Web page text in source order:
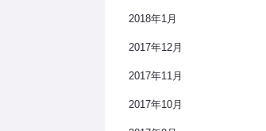
2018年1月
2017年12月
2017年11月
2017年10月